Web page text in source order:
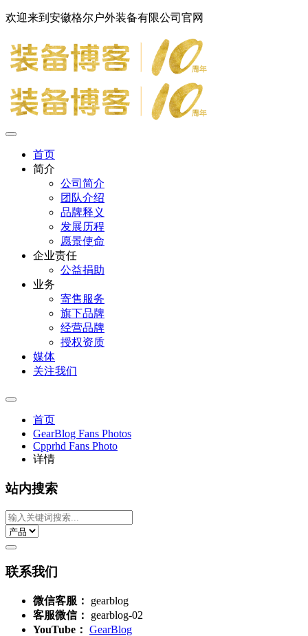
欢迎来到安徽格尔户外装备有限公司官网
首页
简介
公司简介
团队介绍
品牌释义
发展历程
愿景使命
企业责任
公益捐助
业务
寄售服务
旗下品牌
经营品牌
授权资质
媒体
关注我们
首页
GearBlog Fans Photos
Cpprhd Fans Photo
详情
站内搜索
联系我们
微信客服：
gearblog
客服微信：
gearblog-02
YouTube： GearBlog